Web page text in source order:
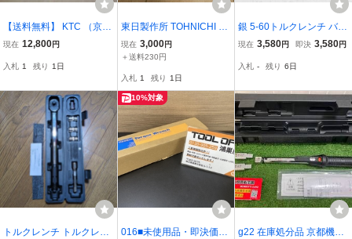
【送料無料】 KTC （京都
機械工具） プレセット型
4 12.7sq 40～200Nm
中古品
現在 12,800円
入札 1 残り 1日
東日製作所 TOHNICHI ト
ーニチ トルクレンチ 225
QL プリセット
現在 3,000円
＋送料230円
入札 1 残り 1日
銀 5-60トルクレンチ バイ
ク 3/8レンチ プリセット
ロードバイク 自動車 オイ
ー交換
現在 3,580円 即決 3,580円
入札 - 残り 6日
トルクレンチ トルクレン
10%対象
016■未使用品・即決価格
g22 在庫処分品 京都機械